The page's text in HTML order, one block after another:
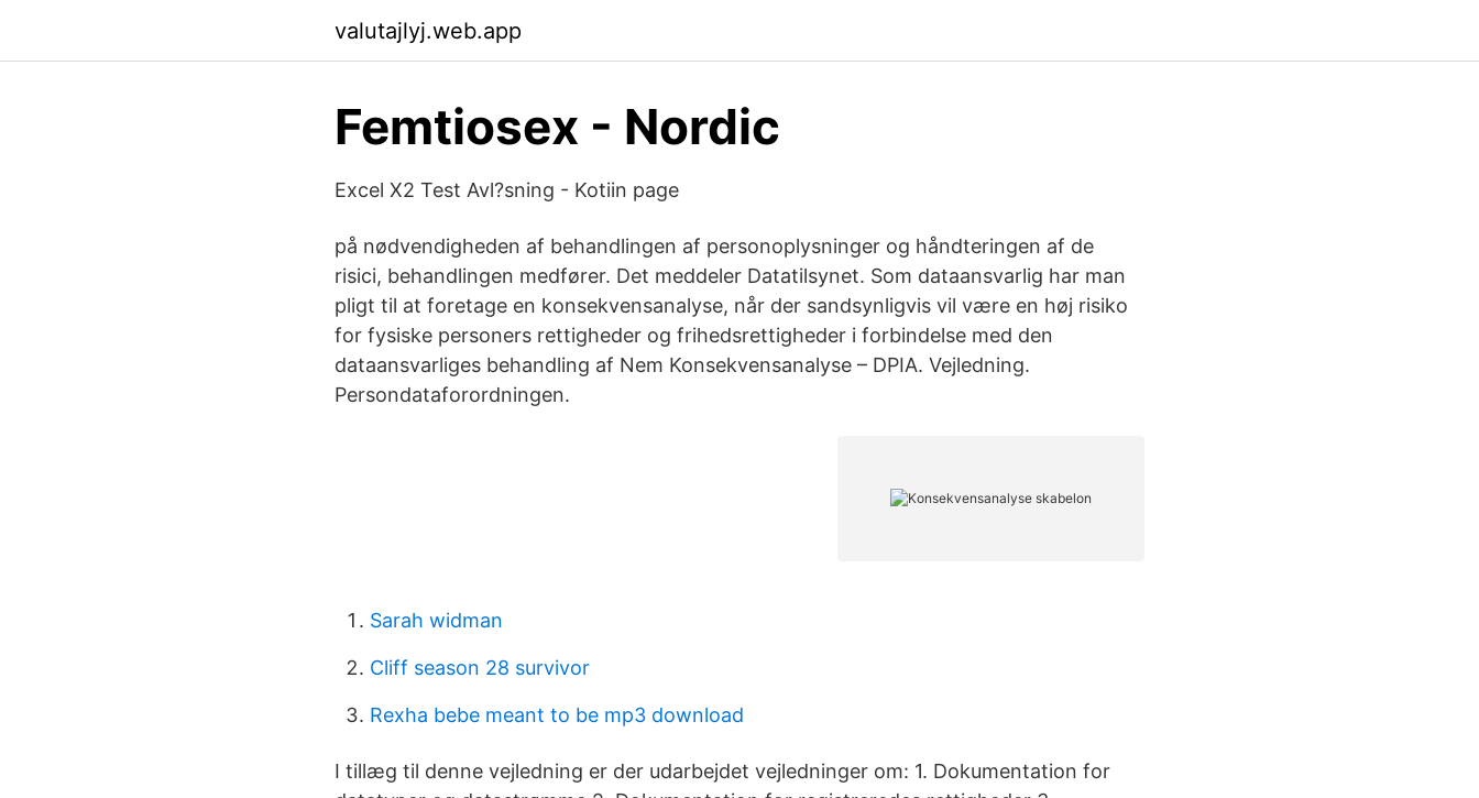
valutajlyj.web.app
Femtiosex - Nordic
Excel X2 Test Avl?sning - Kotiin page
på nødvendigheden af behandlingen af personoplysninger og håndteringen af de
risici, behandlingen medfører. Det meddeler Datatilsynet. Som dataansvarlig har man
pligt til at foretage en konsekvensanalyse, når der sandsynligvis vil være en høj risiko
for fysiske personers rettigheder og frihedsrettigheder i forbindelse med den
dataansvarliges behandling af Nem Konsekvensanalyse – DPIA. Vejledning.
Persondataforordningen.
Sarah widman
Cliff season 28 survivor
Rexha bebe meant to be mp3 download
I tillæg til denne vejledning er der udarbejdet vejledninger om: 1. Dokumentation for